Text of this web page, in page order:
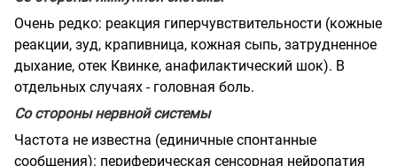
Очень редко: реакция гиперчувствительности (кожные
реакции, зуд, крапивница, кожная сыпь, затрудненное
дыхание, отек Квинке, анафилактический шок). В
отдельных случаях - головная боль.
Со стороны нервной системы
Частота не известна (единичные спонтанные
сообщения): периферическая сенсорная нейропатия